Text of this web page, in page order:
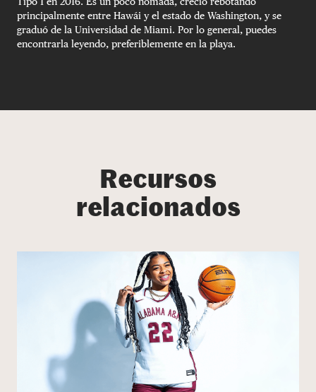
principalmente entre Hawái y el estado de Washington, y se
graduó de la Universidad de Miami. Por lo general, puedes
encontrarla leyendo, preferiblemente en la playa.
Recursos
relacionados